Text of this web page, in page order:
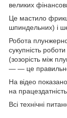
великих
Це мастило
шпиндельних) і
Робота
сукупність
(зозорість між
— — це
На відео
на працездатність.
Всі технічні